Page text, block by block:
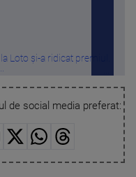
Loto și-a ridicat premiul.
de social media preferat: